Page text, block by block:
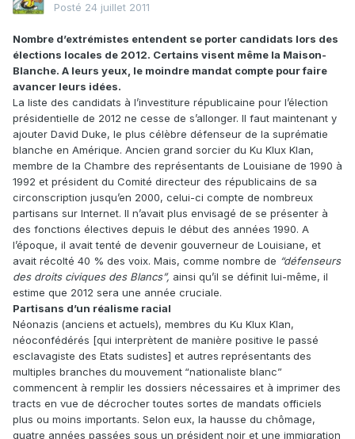
Posté 24 juillet 2011
Nombre d’extrémistes entendent se porter candidats lors des
élections locales de 2012. Certains visent même la Maison-
Blanche. A leurs yeux, le moindre mandat compte pour faire
avancer leurs idées.
La liste des candidats à l’investiture républicaine pour l’élection
présidentielle de 2012 ne cesse de s’allonger. Il faut maintenant y
ajouter David Duke, le plus célèbre défenseur de la suprématie
blanche en Amérique. Ancien grand sorcier du Ku Klux Klan,
membre de la Chambre des représentants de Louisiane de 1990 à
1992 et président du Comité directeur des républicains de sa
circonscription jusqu’en 2000, celui-ci compte de nombreux
partisans sur Internet. Il n’avait plus envisagé de se présenter à
des fonctions électives depuis le début des années 1990. A
l’époque, il avait tenté de devenir gouverneur de Louisiane, et
avait récolté 40 % des voix. Mais, comme nombre de “défenseurs
des droits civiques des Blancs”, ainsi qu’il se définit lui-même, il
estime que 2012 sera une année cruciale.
Partisans d’un réalisme racial
Néonazis (anciens et actuels), membres du Ku Klux Klan,
néoconfé­dérés [qui interprètent de manière positive le passé
esclavagiste des Etats sudistes] et autres représentants des
multiples branches du mouvement “nationaliste blanc”
commencent à remplir les dossiers nécessaires et à imprimer des
tracts en vue de décrocher toutes sortes de mandats officiels
plus ou moins importants. Selon eux, la hausse du chômage,
quatre années passées sous un président noir et une immigration